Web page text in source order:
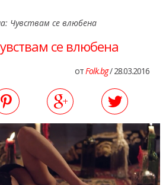
Чувствам се влюбена
се влюбена
отFolk.bg/ 28.03.2016